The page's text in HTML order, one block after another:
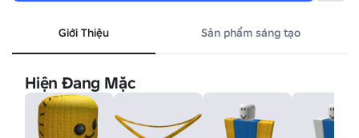
Giới Thiệu Sản phẩm sáng tạo
Hiện Đang Mặc